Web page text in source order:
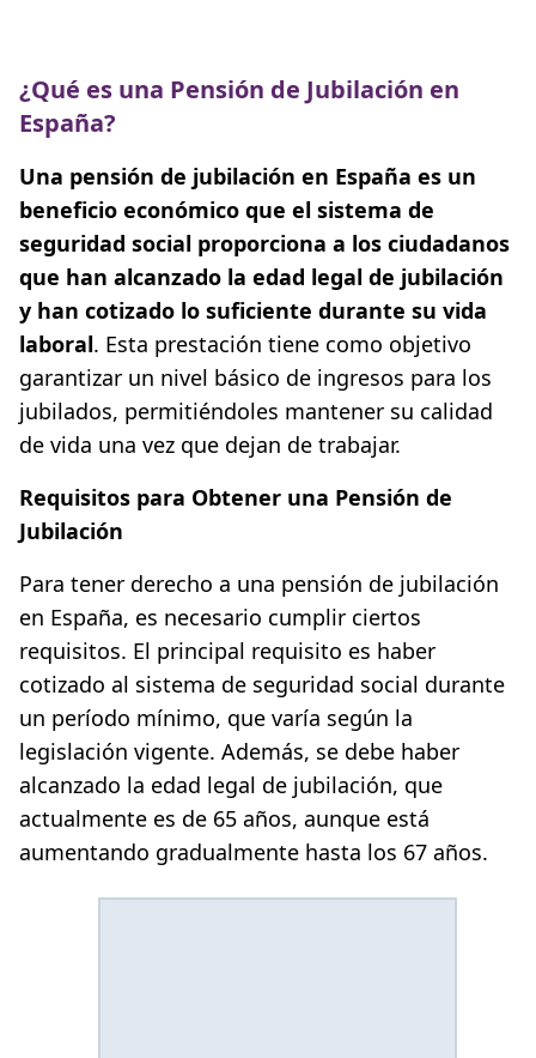
¿Qué es una Pensión de Jubilación en
España?
Una pensión de jubilación en España es un
beneficio económico que el sistema de
seguridad social proporciona a los ciudadanos
que han alcanzado la edad legal de jubilación
y han cotizado lo suficiente durante su vida
laboral. Esta prestación tiene como objetivo
garantizar un nivel básico de ingresos para los
jubilados, permitiéndoles mantener su calidad
de vida una vez que dejan de trabajar.
Requisitos para Obtener una Pensión de
Jubilación
Para tener derecho a una pensión de jubilación
en España, es necesario cumplir ciertos
requisitos. El principal requisito es haber
cotizado al sistema de seguridad social durante
un período mínimo, que varía según la
legislación vigente. Además, se debe haber
alcanzado la edad legal de jubilación, que
actualmente es de 65 años, aunque está
aumentando gradualmente hasta los 67 años.